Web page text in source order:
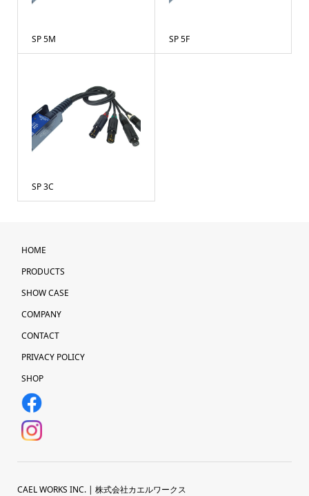
SP 5M SP 5F
SP 3C
HOME
PRODUCTS
SHOW CASE
COMPANY
CONTACT
PRIVACY POLICY
SHOP
CAEL WORKS INC. | 株式会社カエルワークス